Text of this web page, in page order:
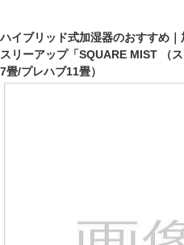
ハイブリッド式加湿器のおすすめ
スリーアップ「SQUARE MIST （
7畳/プレハブ11畳）